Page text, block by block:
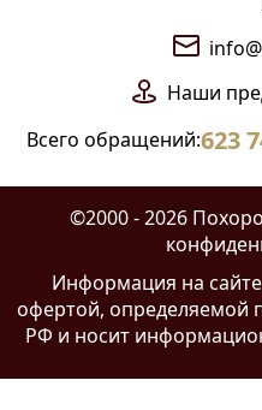
Наши
Всего обращений:623
©2000 - 2026
Информация на сайте
офертой, определяемой
РФ и носит